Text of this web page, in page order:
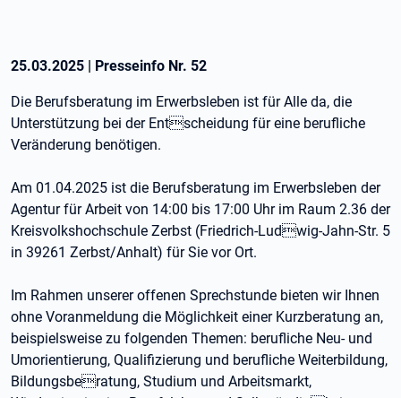
25.03.2025 | Presseinfo Nr. 52
Die Berufsberatung im Erwerbsleben ist für Alle da, die
Unterstützung bei der Entscheidung für eine berufliche
Veränderung benötigen.
Am 01.04.2025 ist die Berufsberatung im Erwerbsleben der
Agentur für Arbeit von 14:00 bis 17:00 Uhr im Raum 2.36 der
Kreisvolkshochschule Zerbst (Friedrich-Ludwig-Jahn-Str. 5
in 39261 Zerbst/Anhalt) für Sie vor Ort.
Im Rahmen unserer offenen Sprechstunde bieten wir Ihnen
ohne Voranmeldung die Möglichkeit einer Kurzberatung an,
beispielsweise zu folgenden Themen: berufliche Neu- und
Umorientierung, Qualifizierung und berufliche Weiterbildung,
Bildungsberatung, Studium und Arbeitsmarkt,